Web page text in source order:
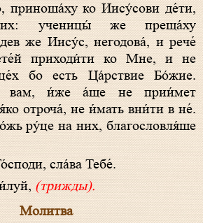
ученицы́ же преща́ху
же Иису́с, негодова́, и рече́
приходи́ти ко Мне, и не
бо есть Ца́рствие Бо́жие.
вам, и́же а́ще не прии́мет
отроча́, не и́мать вни́ти в не́.
ру́це на них, благословля́ше
сла́ва Тебе́.
(трижды).
Молитва